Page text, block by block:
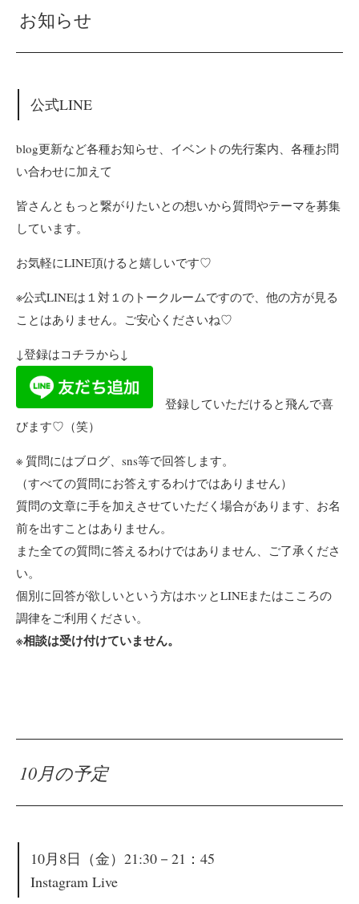
お知らせ
公式LINE
blog更新など各種お知らせ、イベントの先行案内、各種お問
い合わせに加えて
皆さんともっと繋がりたいとの想いから質問やテーマを募集
しています。
お気軽にLINE頂けると嬉しいです♡
※公式LINEは１対１のトークルームですので、他の方が見る
ことはありません。ご安心くださいね♡
↓登録はコチラから↓
登録していただけると飛んで喜
びます♡（笑）
※ 質問にはブログ、sns等で回答します。
（すべての質問にお答えするわけではありません）
質問の文章に手を加えさせていただく場合があります、お名
前を出すことはありません。
また全ての質問に答えるわけではありません、ご了承くださ
い。
個別に回答が欲しいという方はホッとLINEまたはこころの
調律をご利用ください。
※相談は受け付けていません。
10月の予定
10月8日（金）21:30－21：45
Instagram Live